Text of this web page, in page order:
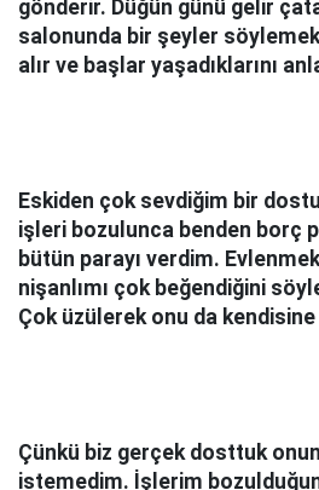
gönderir. Düğün günü gelir
salonunda bir şeyler
alır ve başlar yaşadıklarını
Eskiden çok sevdiğim bir
işleri bozulunca benden borç
bütün parayı verdim.
nişanlımı çok beğendiğini
Çok üzülerek onu da
Çünkü biz gerçek dosttuk
istemedim. İşlerim